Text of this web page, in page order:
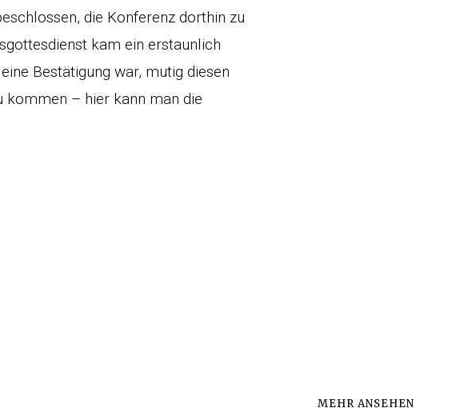
die Konferenz dorthin zu
kam ein erstaunlich
Bestätigung war, mutig diesen
kommen – hier kann man die
MEHR ANSEHEN